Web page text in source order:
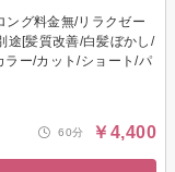
グ料金無/リラクゼー
途[髪質改善/白髪ぼかし/
ラー/カット/ショート/パ
60分 ￥4,400